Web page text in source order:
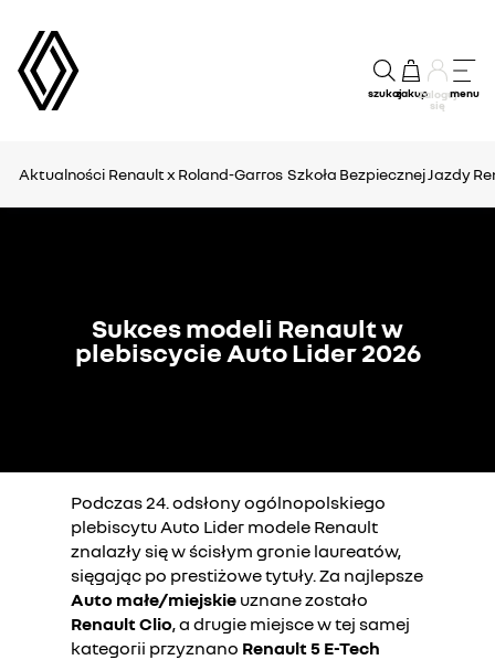
szukajzakupZaloguj
się
menu
Aktualności Renault x Roland-Garros Szkoła Bezpiecznej Jazdy
Sukces modeli Renault w
plebiscycie Auto Lider 2026
Podczas 24. odsłony ogólnopolskiego
plebiscytu Auto Lider modele Renault
znalazły się w ścisłym gronie laureatów,
sięgając po prestiżowe tytuły. Za najlepsze
Auto małe/miejskie uznane zostało
Renault Clio, a drugie miejsce w tej samej
kategorii przyznano Renault 5 E-Tech